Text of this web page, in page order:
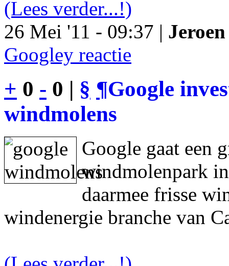
(Lees verder...!)
26 Mei '11 - 09:37 |
Googley reactie
+ 0 - 0 | § ¶Google
windmolens
Google gaat een
windmolenpark
daarmee frisse
windenergie branche van